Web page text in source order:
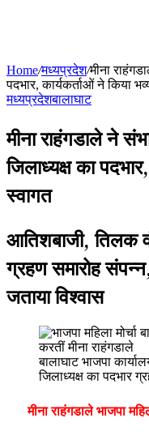
Home/मध्यप्रदेश/मीना
पदभार, कार्यकर्ताओं ने किया
मध्यप्रदेशबालाघाट
मीना राहंगडाले ने
जिलाध्यक्ष का
स्वागत
आतिशबाजी, तिलक
ग्रहण समारोह
जताया विश्वास
बालाघाट भाजपा
जिलाध्यक्ष का पदभार
मीना राहंगडाले भाजपा